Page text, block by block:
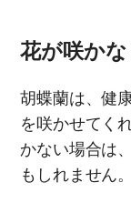
花が咲か
胡蝶蘭は、健
を咲かせてく
かない場合は
もしれません。